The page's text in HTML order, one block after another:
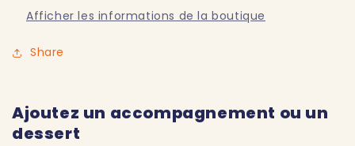
Afficher les informations de la boutique
Share
Ajoutez un accompagnement ou un
dessert